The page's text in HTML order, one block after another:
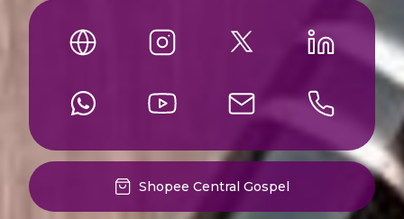
Shopee Central Gospel